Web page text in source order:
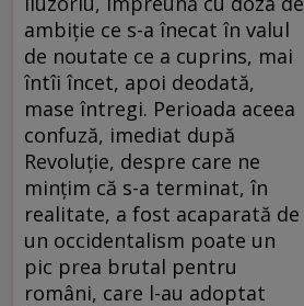
ambiţie ce s-a înecat în valul
de noutate ce a cuprins, mai
întîi încet, apoi deodată,
mase întregi. Perioada aceea
confuză, imediat după
Revoluţie, despre care ne
minţim că s-a terminat, în
realitate, a fost acaparată de
un occidentalism poate un
pic prea brutal pentru
români, care l-au adoptat